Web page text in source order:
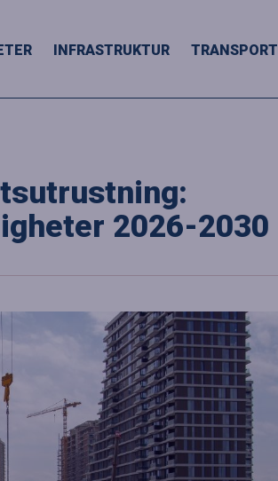
INFRASTRUKTUR TRANSPORT
2026-2030